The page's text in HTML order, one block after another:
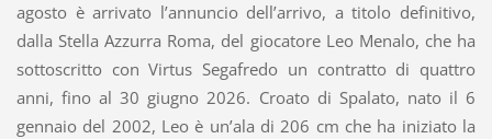
agosto è arrivato l’annuncio dell’arrivo, a titolo definitivo,
dalla Stella Azzurra Roma, del giocatore Leo Menalo, che ha
sottoscritto con Virtus Segafredo un contratto di quattro
anni, fino al 30 giugno 2026. Croato di Spalato, nato il 6
gennaio del 2002, Leo è un’ala di 206 cm che ha iniziato la